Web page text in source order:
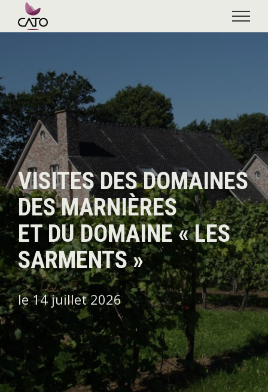
content
VISITES DES DOMAINES
DES MARNIÈRES
ET DU DOMAINE « LES
SARMENTS »
le 14 juillet 2026